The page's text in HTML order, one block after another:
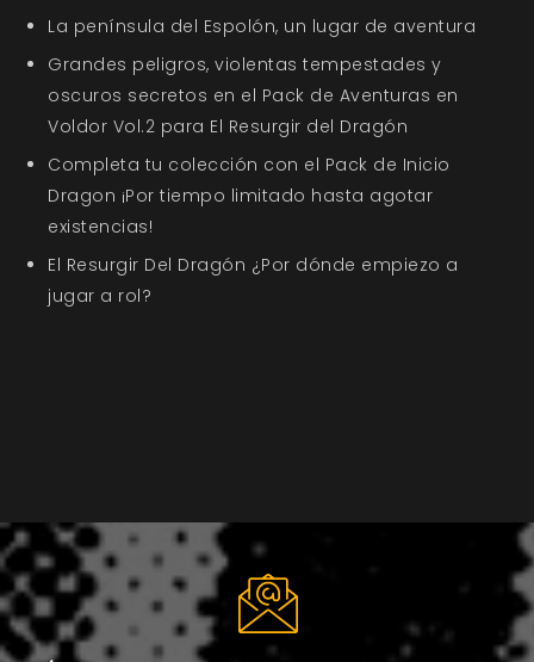
La península del Espolón, un lugar de aventura
Grandes peligros, violentas tempestades y
oscuros secretos en el Pack de Aventuras en
Voldor Vol.2 para El Resurgir del Dragón
Completa tu colección con el Pack de Inicio
Dragon ¡Por tiempo limitado hasta agotar
existencias!
El Resurgir Del Dragón ¿Por dónde empiezo a
jugar a rol?